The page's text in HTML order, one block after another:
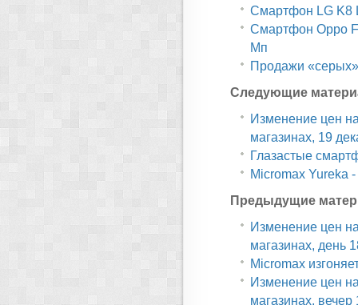
Смартфон LG K8
Смартфон Oppo
Мп
Продажи
Следующие
Изменение цен
магазинах, 19
Глазастые
Micromax Yureka
Предыдущие
Изменение цен
магазинах, день
Micromax
Изменение цен
магазинах, вечер